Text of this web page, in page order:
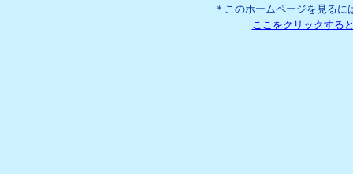
＊このホームページを見る
ここをクリックする